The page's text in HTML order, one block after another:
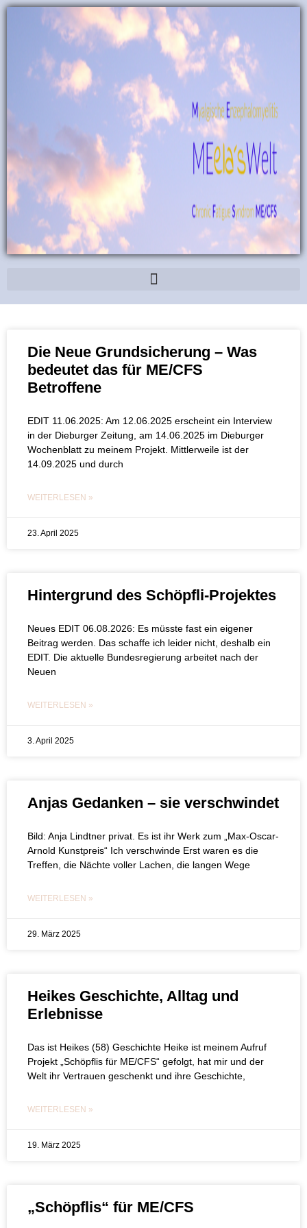
Die Neue Grundsicherung – Was
bedeutet das für ME/CFS
Betroffene
EDIT 11.06.2025: Am 12.06.2025 erscheint ein Interview
in der Dieburger Zeitung, am 14.06.2025 im Dieburger
Wochenblatt zu meinem Projekt. Mittlerweile ist der
14.09.2025 und durch
WEITERLESEN »
23. April 2025
Hintergrund des Schöpfli-Projektes
Neues EDIT 06.08.2026: Es müsste fast ein eigener
Beitrag werden. Das schaffe ich leider nicht, deshalb ein
EDIT. Die aktuelle Bundesregierung arbeitet nach der
Neuen
WEITERLESEN »
3. April 2025
Anjas Gedanken – sie verschwindet
Bild: Anja Lindtner privat. Es ist ihr Werk zum „Max-Oscar-
Arnold Kunstpreis“ Ich verschwinde Erst waren es die
Treffen, die Nächte voller Lachen, die langen Wege
WEITERLESEN »
29. März 2025
Heikes Geschichte, Alltag und
Erlebnisse
Das ist Heikes (58) Geschichte Heike ist meinem Aufruf
Projekt „Schöpflis für ME/CFS“ gefolgt, hat mir und der
Welt ihr Vertrauen geschenkt und ihre Geschichte,
WEITERLESEN »
19. März 2025
„Schöpflis“ für ME/CFS